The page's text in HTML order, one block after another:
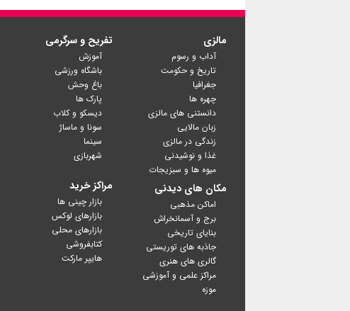
مالزی
آداب و رسوم
تاریخ و حکومت
جغرافیا
چهره ها
دانستنی های مالزی
زبان مالایی
زندگی در مالزی
غذا و نوشیدنی
میوه ها و سبزیجات
مکان های دیدنی
اماکن مذهبی
برج و آسمانخراش
بنایای تاریخی
جاذبه های توریستی
گالری های هنری
مراکز علمی و آموزشی
موزه
تفریح و سرگرمی
آموزش
باشگاه ورزشی
باغ وحش
پارک ها
دیسکو و کلاب
سونا و ماساژ
سینما
شهربازی
مراکز خرید
بازار چینی ها
بازارهای لوکس
بازارهای محلی
کتابفروشی